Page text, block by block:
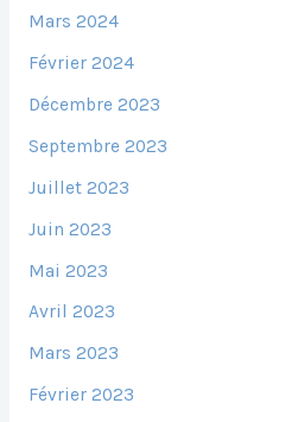
Mars 2024
Février 2024
Décembre 2023
Septembre 2023
Juillet 2023
Juin 2023
Mai 2023
Avril 2023
Mars 2023
Février 2023